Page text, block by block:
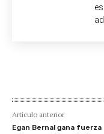
Artículo anterior
Egan Bernal gana fuerza